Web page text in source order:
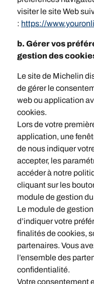
visiter le site Web
: https://
b. Gérer vos
gestion des
Le site de Michelin
de gérer le
web ou application
cookies.
Lors de votre
application, une
de nous indiquer
accepter, les
accéder à notre
cliquant sur les
module de gestion
Le module de
d’indiquer votre
finalités de cookies,
partenaires. Vous
l’ensemble des
confidentialité.
Votre consentement